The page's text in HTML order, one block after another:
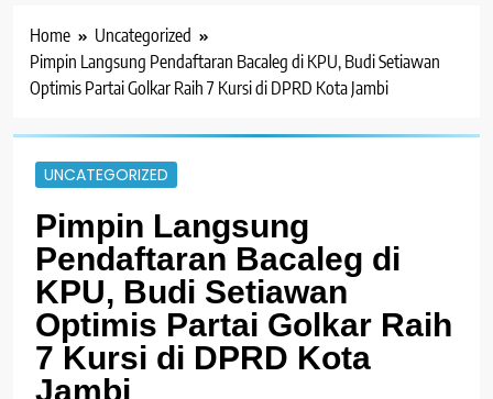
Home
Uncategorized
Pimpin Langsung Pendaftaran Bacaleg di KPU, Budi Setiawan
Optimis Partai Golkar Raih 7 Kursi di DPRD Kota Jambi
UNCATEGORIZED
Pimpin Langsung
Pendaftaran Bacaleg di
KPU, Budi Setiawan
Optimis Partai Golkar Raih
7 Kursi di DPRD Kota
Jambi